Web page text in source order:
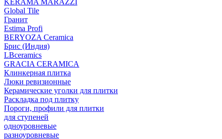
KERAMA MARAZZI
Global Tile
Гранит
Estima Profi
BERYOZA Ceramica
Брис (Индия)
LBceramics
GRACIA CERAMICA
Клинкерная плитка
Люки ревизионные
Керамические уголки для плитки
Раскладка под плитку
Пороги, профили для плитки
для ступеней
одноуровневые
разноуровневые